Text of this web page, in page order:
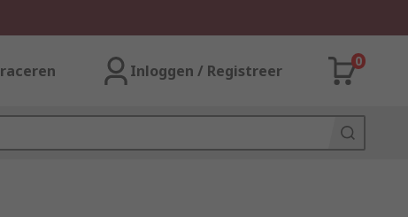
Inloggen / Registreer
0